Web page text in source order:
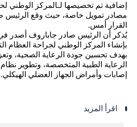
إضافية تم تخصيصها لـالمركز الوطني
مصادر تمويل خاصة، حيث وقع الرئيس
القرار أمس.
بإنشاء المركز الوطني لجراحة العظام
بهدف تحسين جودة الرعاية الصحية،
الرعاية الطبية المتخصصة، وتطوير
إصابات وأمراض الجهاز العضلي الهيكلي.
اقرأ المزيد